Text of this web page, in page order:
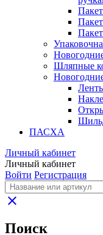
Шляпные
ПАСХА
Личный кабинет
Личный кабинет
Войти Регистрация
close
Поиск